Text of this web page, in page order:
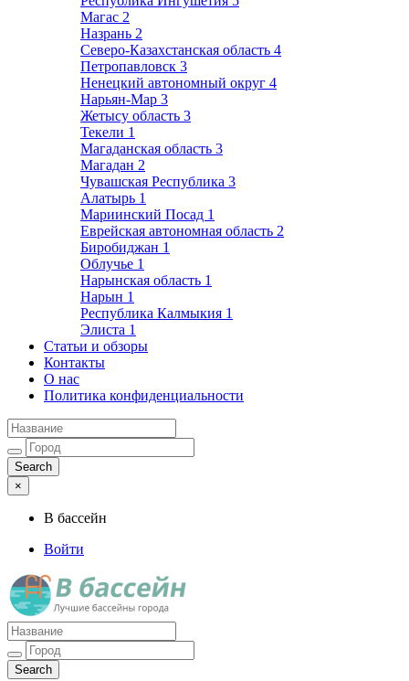
Магас 2
Назрань 2
Северо-Казахстанская область 4
Петропавловск 3
Ненецкий автономный округ 4
Нарьян-Мар 3
Жетысу область 3
Текели 1
Магаданская область 3
Магадан 2
Чувашская Республика 3
Алатырь 1
Мариинский Посад 1
Еврейская автономная область 2
Биробиджан 1
Облучье 1
Нарынская область 1
Нарын 1
Республика Калмыкия 1
Элиста 1
Статьи и обзоры
Контакты
О нас
Политика конфиденциальности
×
В бассейн
Войти
Лучшие бассейны города